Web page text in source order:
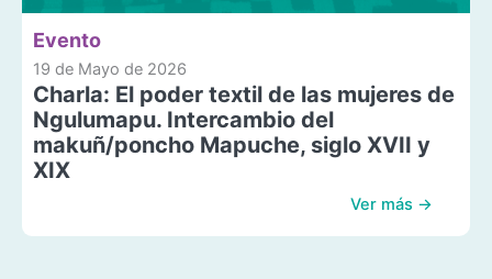
Evento
19 de Mayo de 2026
Charla: El poder textil de las mujeres de
Ngulumapu. Intercambio del
makuñ/poncho Mapuche, siglo XVII y
XIX
Ver más →